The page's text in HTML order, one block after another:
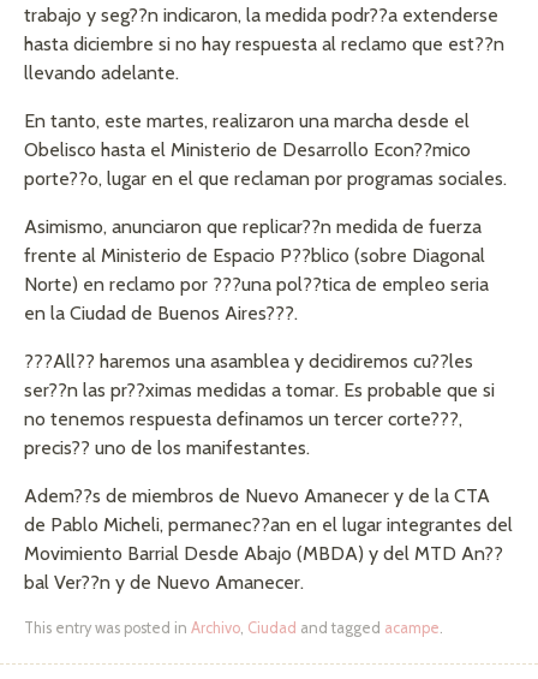
trabajo y seg??n indicaron, la medida podr??a extenderse
hasta diciembre si no hay respuesta al reclamo que est??n
llevando adelante.
En tanto, este martes, realizaron una marcha desde el
Obelisco hasta el Ministerio de Desarrollo Econ??mico
porte??o, lugar en el que reclaman por programas sociales.
Asimismo, anunciaron que replicar??n medida de fuerza
frente al Ministerio de Espacio P??blico (sobre Diagonal
Norte) en reclamo por ???una pol??tica de empleo seria
en la Ciudad de Buenos Aires???.
???All?? haremos una asamblea y decidiremos cu??les
ser??n las pr??ximas medidas a tomar. Es probable que si
no tenemos respuesta definamos un tercer corte???,
precis?? uno de los manifestantes.
Adem??s de miembros de Nuevo Amanecer y de la CTA
de Pablo Micheli, permanec??an en el lugar integrantes del
Movimiento Barrial Desde Abajo (MBDA) y del MTD An??
bal Ver??n y de Nuevo Amanecer.
This entry was posted in Archivo, Ciudad and tagged acampe.